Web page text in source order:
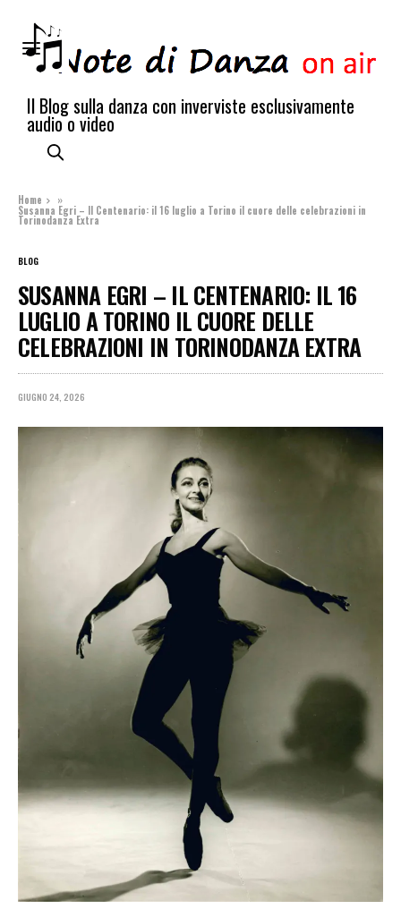
Il Blog sulla danza con inverviste esclusivamente
audio o video
Home »
Susanna Egri – Il Centenario: il 16 luglio a Torino il cuore delle celebrazioni in
Torinodanza Extra
BLOG
SUSANNA EGRI – IL CENTENARIO: IL 16
LUGLIO A TORINO IL CUORE DELLE
CELEBRAZIONI IN TORINODANZA EXTRA
GIUGNO 24, 2026